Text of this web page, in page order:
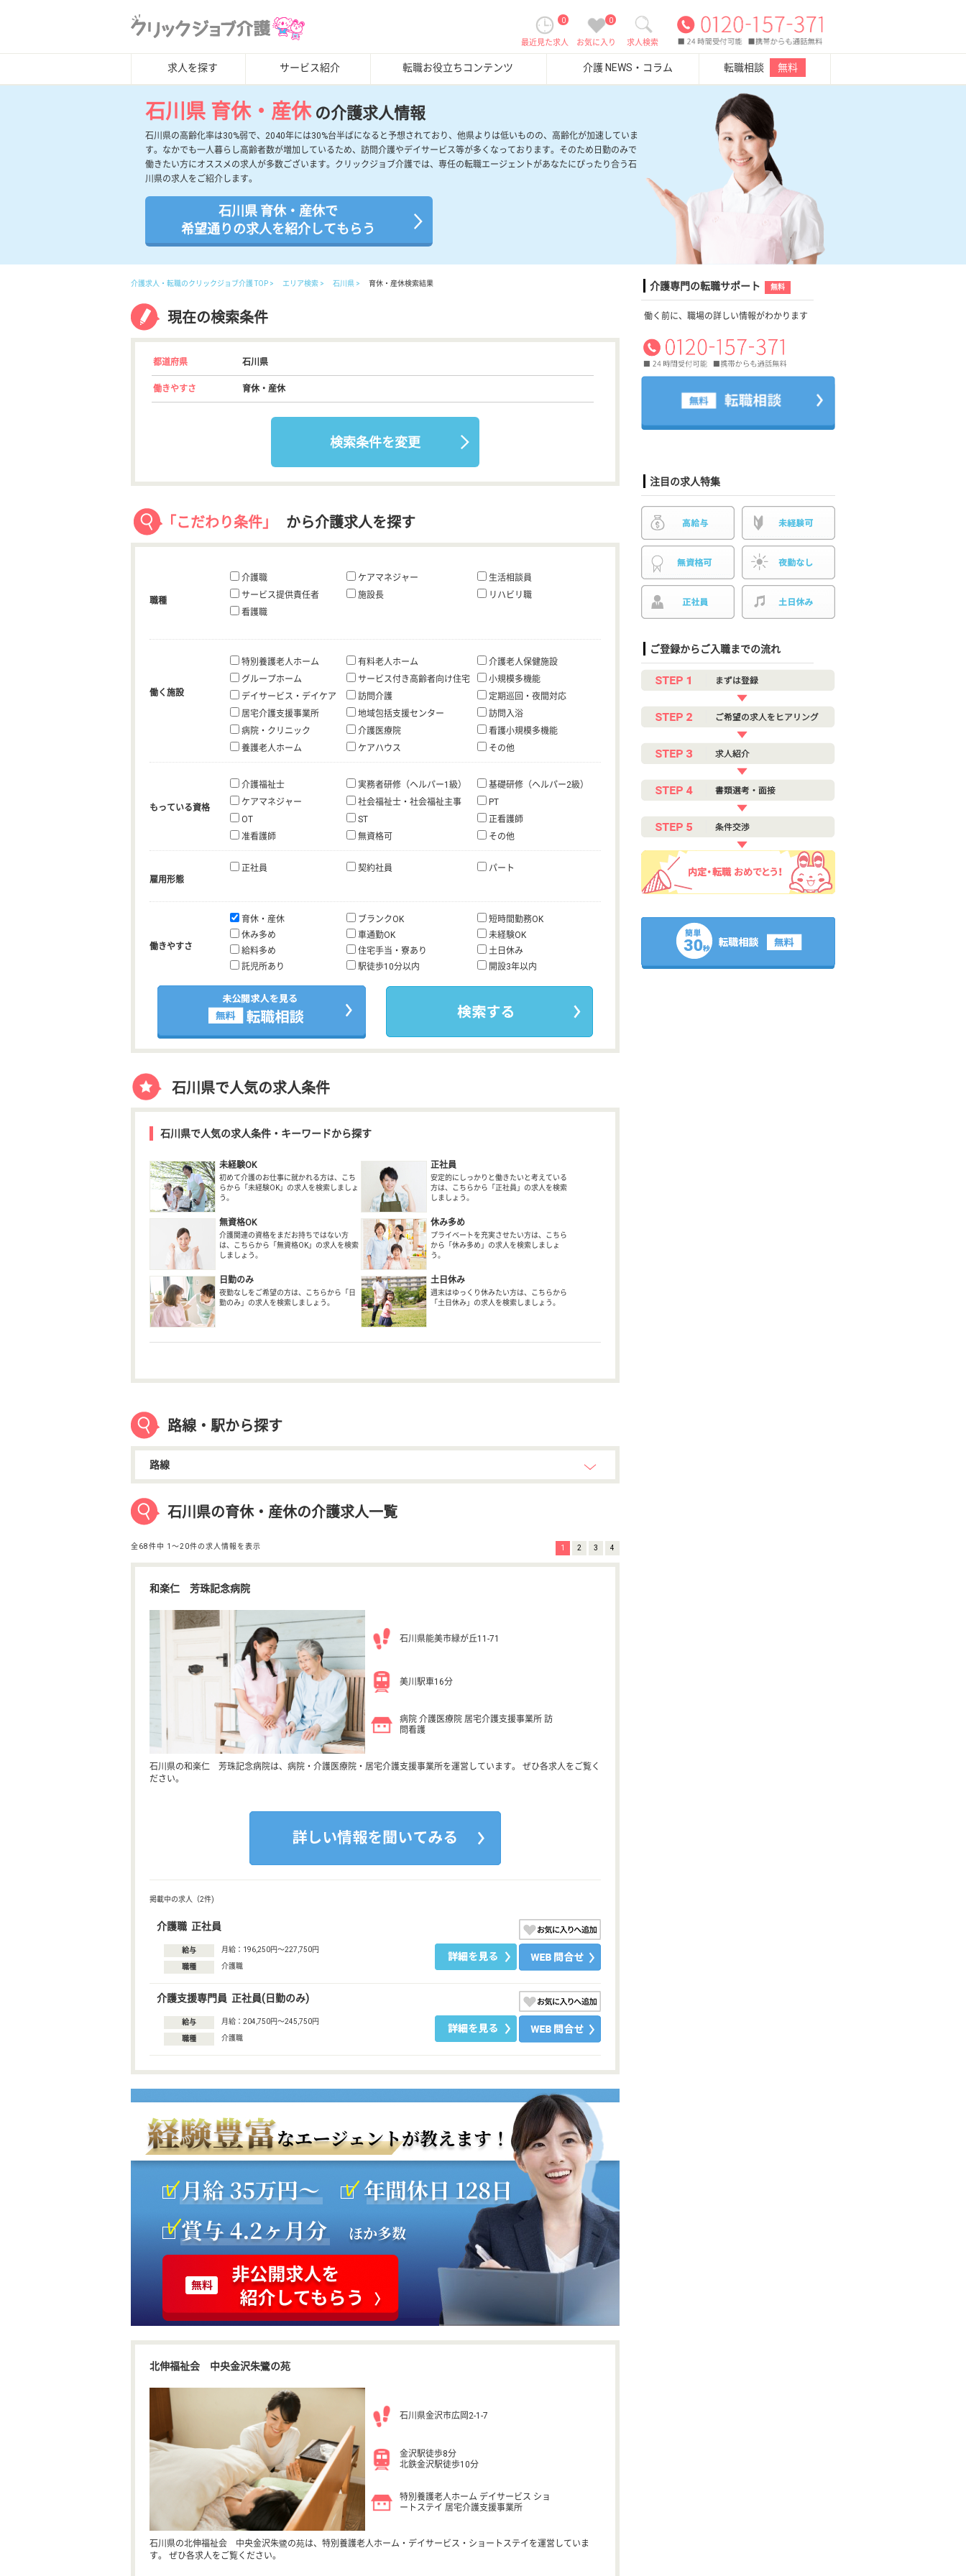
求人検索
0
お気に入り
0
最近見た求人
求人を探す サービス紹介 転職お役立ちコンテンツ 介護 NEWS・コラム 転職相談 無料
石川県 育休・産休の介護求人情報
石川県の高齢化率は30%弱で、2040年には30%台半ばになると予想されており、他県よりは低いものの、高齢化が加速していま
す。なかでも一人暮らし高齢者数が増加しているため、訪問介護やデイサービス等が多くなっております。そのため日勤のみで
働きたい方にオススメの求人が多数ございます。クリックジョブ介護では、専任の転職エージェントがあなたにぴったり合う石
川県の求人をご紹介します。
石川県 育休・産休で
希望通りの求人を紹介してもらう
介護求人・転職のクリックジョブ介護 TOP エリア検索 石川県 育休・産休検索結果
現在の検索条件
都道府県 石川県
働きやすさ 育休・産休
検索条件を変更
「こだわり条件」 から介護求人を探す
職種
介護職 ケアマネジャー
生活相談員
サービス提供責任者
施設長
リハビリ職
看護職
働く施設
特別養護老人ホーム 有料老人ホーム
介護老人保健施設
グループホーム
サービス付き高齢者向け住宅
小規模多機能
デイサービス・デイケア
訪問介護
定期巡回・夜間対応
居宅介護支援事業所
地域包括支援センター
訪問入浴
病院・クリニック
介護医療院
看護小規模多機能
養護老人ホーム
ケアハウス その他
もっている資格
介護福祉士 実務者研修（ヘルパー1級）
基礎研修（ヘルパー2級）
ケアマネジャー
社会福祉士・社会福祉主事
PT
OT
ST
正看護師
准看護師
無資格可 その他
雇用形態
正社員 契約社員 パート
働きやすさ
育休・産休 ブランクOK
短時間勤務OK
休み多め
車通勤OK
未経験OK
給料多め
住宅手当・寮あり
土日休み
託児所あり
駅徒歩10分以内 開設3年以内
石川県で人気の求人条件
石川県で人気の求人条件・キーワードから探す
未経験OK
初めて介護のお仕事に就かれる方は、こち
らから「未経験OK」の求人を検索しましょ
う。
正社員
安定的にしっかりと働きたいと考えている
方は、こちらから「正社員」の求人を検索
しましょう。
無資格OK
介護関連の資格をまだお持ちではない方
は、こちらから「無資格OK」の求人を検索
しましょう。
休み多め
プライベートを充実させたい方は、こちら
から「休み多め」の求人を検索しましょ
う。
日勤のみ
夜勤なしをご希望の方は、こちらから「日
勤のみ」の求人を検索しましょう。
土日休み
週末はゆっくり休みたい方は、こちらから
「土日休み」の求人を検索しましょう。
路線・駅から探す
路線
石川県の育休・産休の介護求人一覧
全68件中 1〜20件の求人情報を表示 1 2 3 4
和楽仁 芳珠記念病院
石川県能美市緑が丘11-71
美川駅車16分
病院 介護医療院 居宅介護支援事業所 訪
問看護
石川県の和楽仁 芳珠記念病院は、病院・介護医療院・居宅介護支援事業所を運営しています。 ぜひ各求人をご覧く
ださい。
掲載中の求人（2件)
介護職 正社員
給与 月給：196,250円〜227,750円
職種 介護職
介護支援専門員 正社員(日勤のみ)
給与 月給：204,750円〜245,750円
職種 介護職
北伸福祉会 中央金沢朱鷺の苑
石川県金沢市広岡2-1-7
金沢駅徒歩8分
北鉄金沢駅徒歩10分
特別養護老人ホーム デイサービス ショ
ートステイ 居宅介護支援事業所
石川県の北伸福祉会 中央金沢朱鷺の苑は、特別養護老人ホーム・デイサービス・ショートステイを運営していま
す。 ぜひ各求人をご覧ください。
介護専門の転職サポート 無料
働く前に、職場の詳しい情報がわかります
注目の求人特集
ご登録からご入職までの流れ